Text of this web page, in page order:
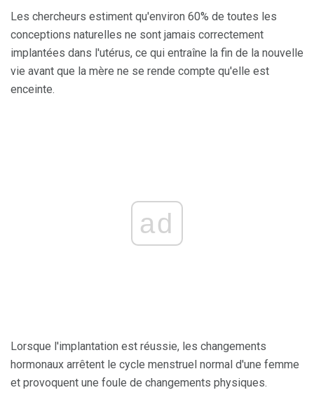
Les chercheurs estiment qu'environ 60% de toutes les
conceptions naturelles ne sont jamais correctement
implantées dans l'utérus, ce qui entraîne la fin de la nouvelle
vie avant que la mère ne se rende compte qu'elle est
enceinte.
ad
Lorsque l'implantation est réussie, les changements
hormonaux arrêtent le cycle menstruel normal d'une femme
et provoquent une foule de changements physiques.